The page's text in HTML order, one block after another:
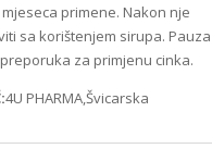
primene. Nakon nje
sa korištenjem sirupa. Pauza
za primjenu cinka.
4U PHARMA,Švicarska